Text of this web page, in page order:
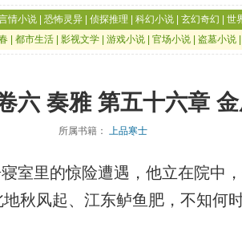
情小说 恐怖灵异 侦探推理 科幻小说 玄幻奇幻 世
都市生活 影视文学 游戏小说 官场小说 盗墓小说
六 奏雅 第五十六章
所属书籍： 上品寒士
室里的惊险遭遇，他立在院中
秋风起、江东鲈鱼肥，不知何